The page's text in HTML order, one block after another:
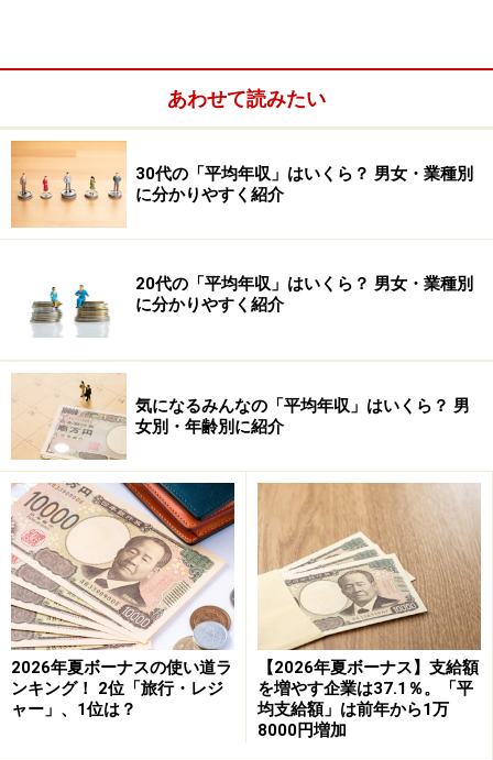
国家公務員（管理職および非常勤を除く一般行政職）の
2022年夏ボーナス（期末手当、勤勉手当）の平均支給額
は、58万4800円で前年比11.5％減でした。2021年の人事
院勧告で、民間のボーナスに合わせる形で1.5カ月の引き
下げが勧告されたものの、給与法の改正が2021年冬ボー
ナスの支給に間に合いませんでした。1年分の引き下げ
が2022年夏に行われ、大きく減少しました。
国家公務員：平均支給額65万1100円。前年
比－0.1％と微減
では2022年の国家公務員の冬のボーナスは、どうなるの
でしょうか？ 2022年の冬ボーナスは、平均支給額65万
1100円と前年比－0.1％減と少しだけ減ることが予想さ
れています（※1）。
2022年の人事院勧告では、民間企業の給与に合わせて、
ボーナス支給月数が0.1カ月引き上げられることになりま
したが、なぜ減ってしまうのでしょうか？ 理由として
あわせて読みたい
30代の「平均年収」はいくら？ 男女・業種別
に分かりやすく紹介
20代の「平均年収」はいくら？ 男女・業種別
に分かりやすく紹介
気になるみんなの「平均年収」はいくら？ 男
女別・年齢別に紹介
2026年夏ボーナスの使い道ラ
ンキング！ 2位「旅行・レジ
ャー」、1位は？
【2026年夏ボーナス】支給額
を増やす企業は37.1％。「平
均支給額」は前年から1万
8000円増加